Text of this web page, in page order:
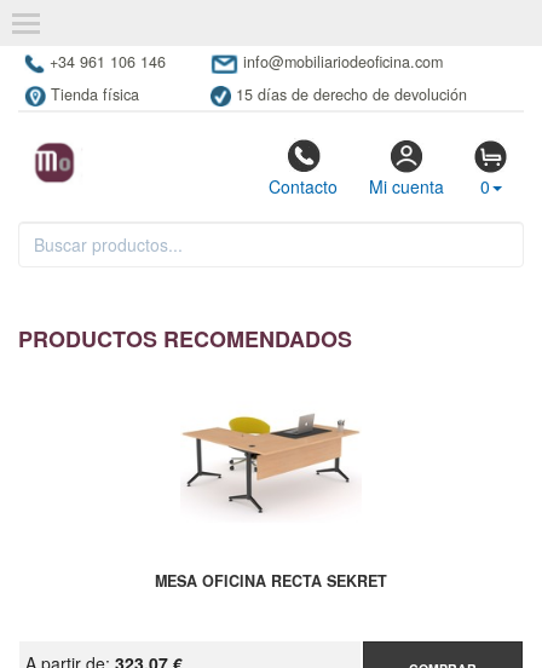
+34 961 106 146
info@mobiliariodeoficina.com
Tienda física
15 días de derecho de devolución
Contacto Mi cuenta 0
PRODUCTOS RECOMENDADOS
MESA OFICINA RECTA SEKRET